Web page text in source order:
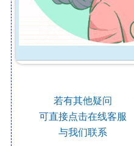
若有其他疑问
可直接点击在线客服
与我们联系